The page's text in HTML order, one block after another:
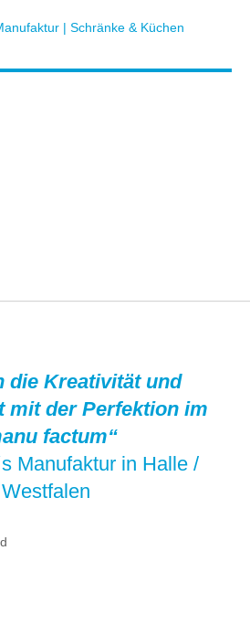
die Kreativität und
mit der Perfektion im
factum“
Manufaktur in Halle /
Westfalen